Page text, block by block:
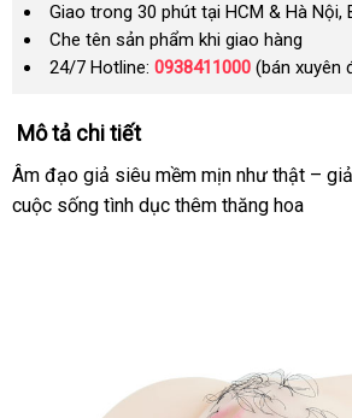
Giao trong 30 phút tại HCM & Hà Nội,
Che tên sản phẩm khi giao hàng
24/7 Hotline: 0938411000 (bán xuyên
Mô tả chi tiết
Âm đạo giả siêu mềm mịn như thật –
cuộc sống tình dục thêm thăng hoa